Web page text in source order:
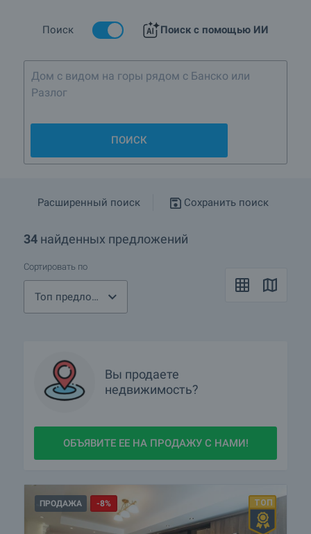
Поиск Поиск с помощью ИИ
Дом с видом на г
ПОИСК
Расширенный поиск Сохранить поиск
34 найденных предложений
Сортировать по
Топ предложения
Вы продаете
недвижимость?
ОБЪЯВИТЕ ЕЕ НА ПРОДАЖУ С НАМИ!
ПРОДАЖА -8%